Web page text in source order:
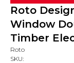
Roto
Window
Timber
Roto
SKU: